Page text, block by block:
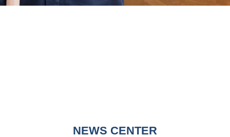
NEWS CENTER